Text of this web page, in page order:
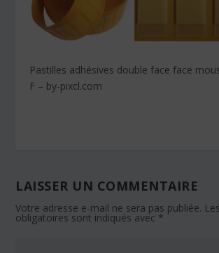
Pastilles adhésives double face face
F – by-pixcl.com
LAISSER UN COMMENTAIRE
Votre adresse e-mail ne sera pas publiée.
obligatoires sont indiqués avec *